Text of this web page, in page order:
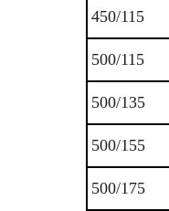
450/115
500/115
500/135
500/155
500/175